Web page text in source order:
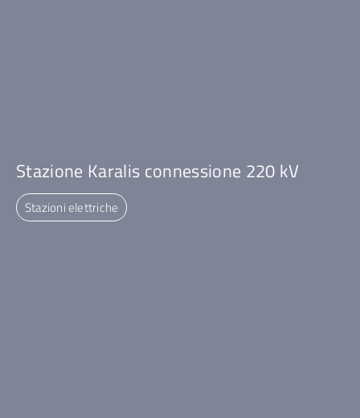
Stazione Karalis connessione 220 kV
Stazioni elettriche